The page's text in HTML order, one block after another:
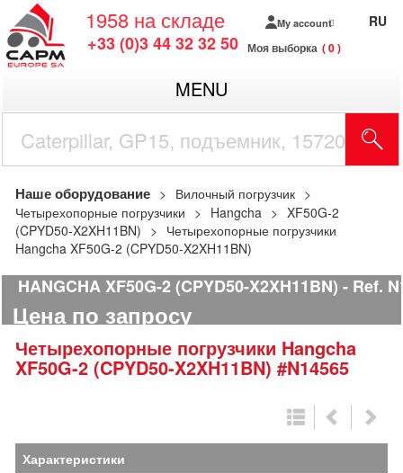
1958 на складе
+33 (0)3 44 32 32 50
My account
Моя выборка 0
RU
MENU
Наше оборудование
Вилочный погрузчик
Четырехопорные погрузчики
Hangcha
XF50G-2
(CPYD50-X2XH11BN)
Четырехопорные погрузчики
Hangcha XF50G-2 (CPYD50-X2XH11BN)
HANGCHA XF50G-2 (CPYD50-X2XH11BN) Ref.
Цена по запросу
Четырехопорные погрузчики Hangcha
XF50G-2 (CPYD50-X2XH11BN) #N14565
Характеристики